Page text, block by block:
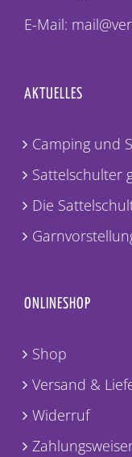
E-Mail:
AKTUELLES
Camping und
Sattelschulter
Die
ONLINESHOP
Shop
Versand &
Widerruf